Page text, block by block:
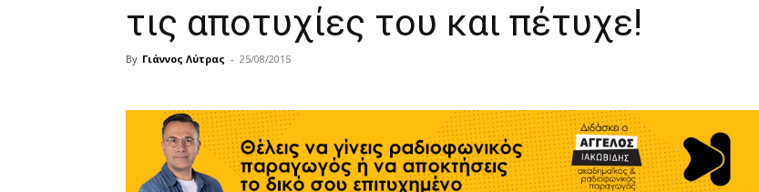
τις αποτυχίες του και πέτυχε!
By Γιάννος Λύτρας - 25/08/2015